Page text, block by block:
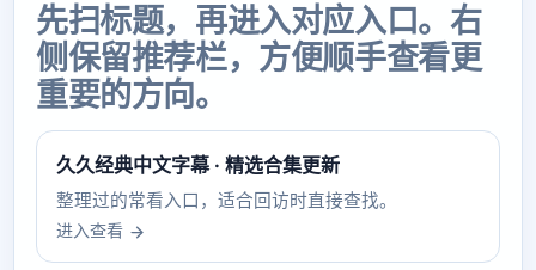
先扫标题，再进入对应入口。右
侧保留推荐栏，方便顺手查看更
重要的方向。
久久经典中文字幕 · 精选合集更新
整理过的常看入口，适合回访时直接查找。
进入查看